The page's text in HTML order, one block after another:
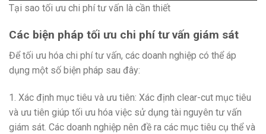
Tại sao tối ưu chi phí tư vấn là cần thiết
Các biện pháp tối ưu chi phí tư vấn giám sát
Để tối ưu hóa chi phí tư vấn, các doanh nghiệp có thể áp
dụng một số biện pháp sau đây:
1. Xác định mục tiêu và ưu tiên: Xác định clear-cut mục tiêu
và ưu tiên giúp tối ưu hóa việc sử dụng tài nguyên tư vấn
giám sát. Các doanh nghiệp nên đề ra các mục tiêu cụ thể và